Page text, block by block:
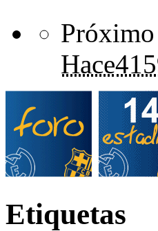
Hace
Etiquetas